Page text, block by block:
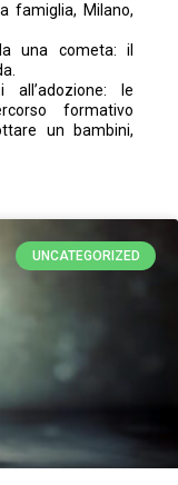
famiglia, Milano,
una cometa: il
all’adozione: le
formativo
un bambini,
UNCATEGORIZED